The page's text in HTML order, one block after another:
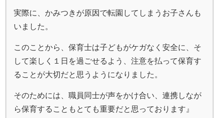
実際に、かみつきが原因で転園してしまうお子さんも
いました。
このことから、保育士は子どもがケガなく安全に、そ
して楽しく１日を過ごせるよう、注意を払って保育す
ることが大切だと思うようになりました。
そのためには、職員同士が声をかけ合い、連携しなが
ら保育することもとても重要だと思っております』